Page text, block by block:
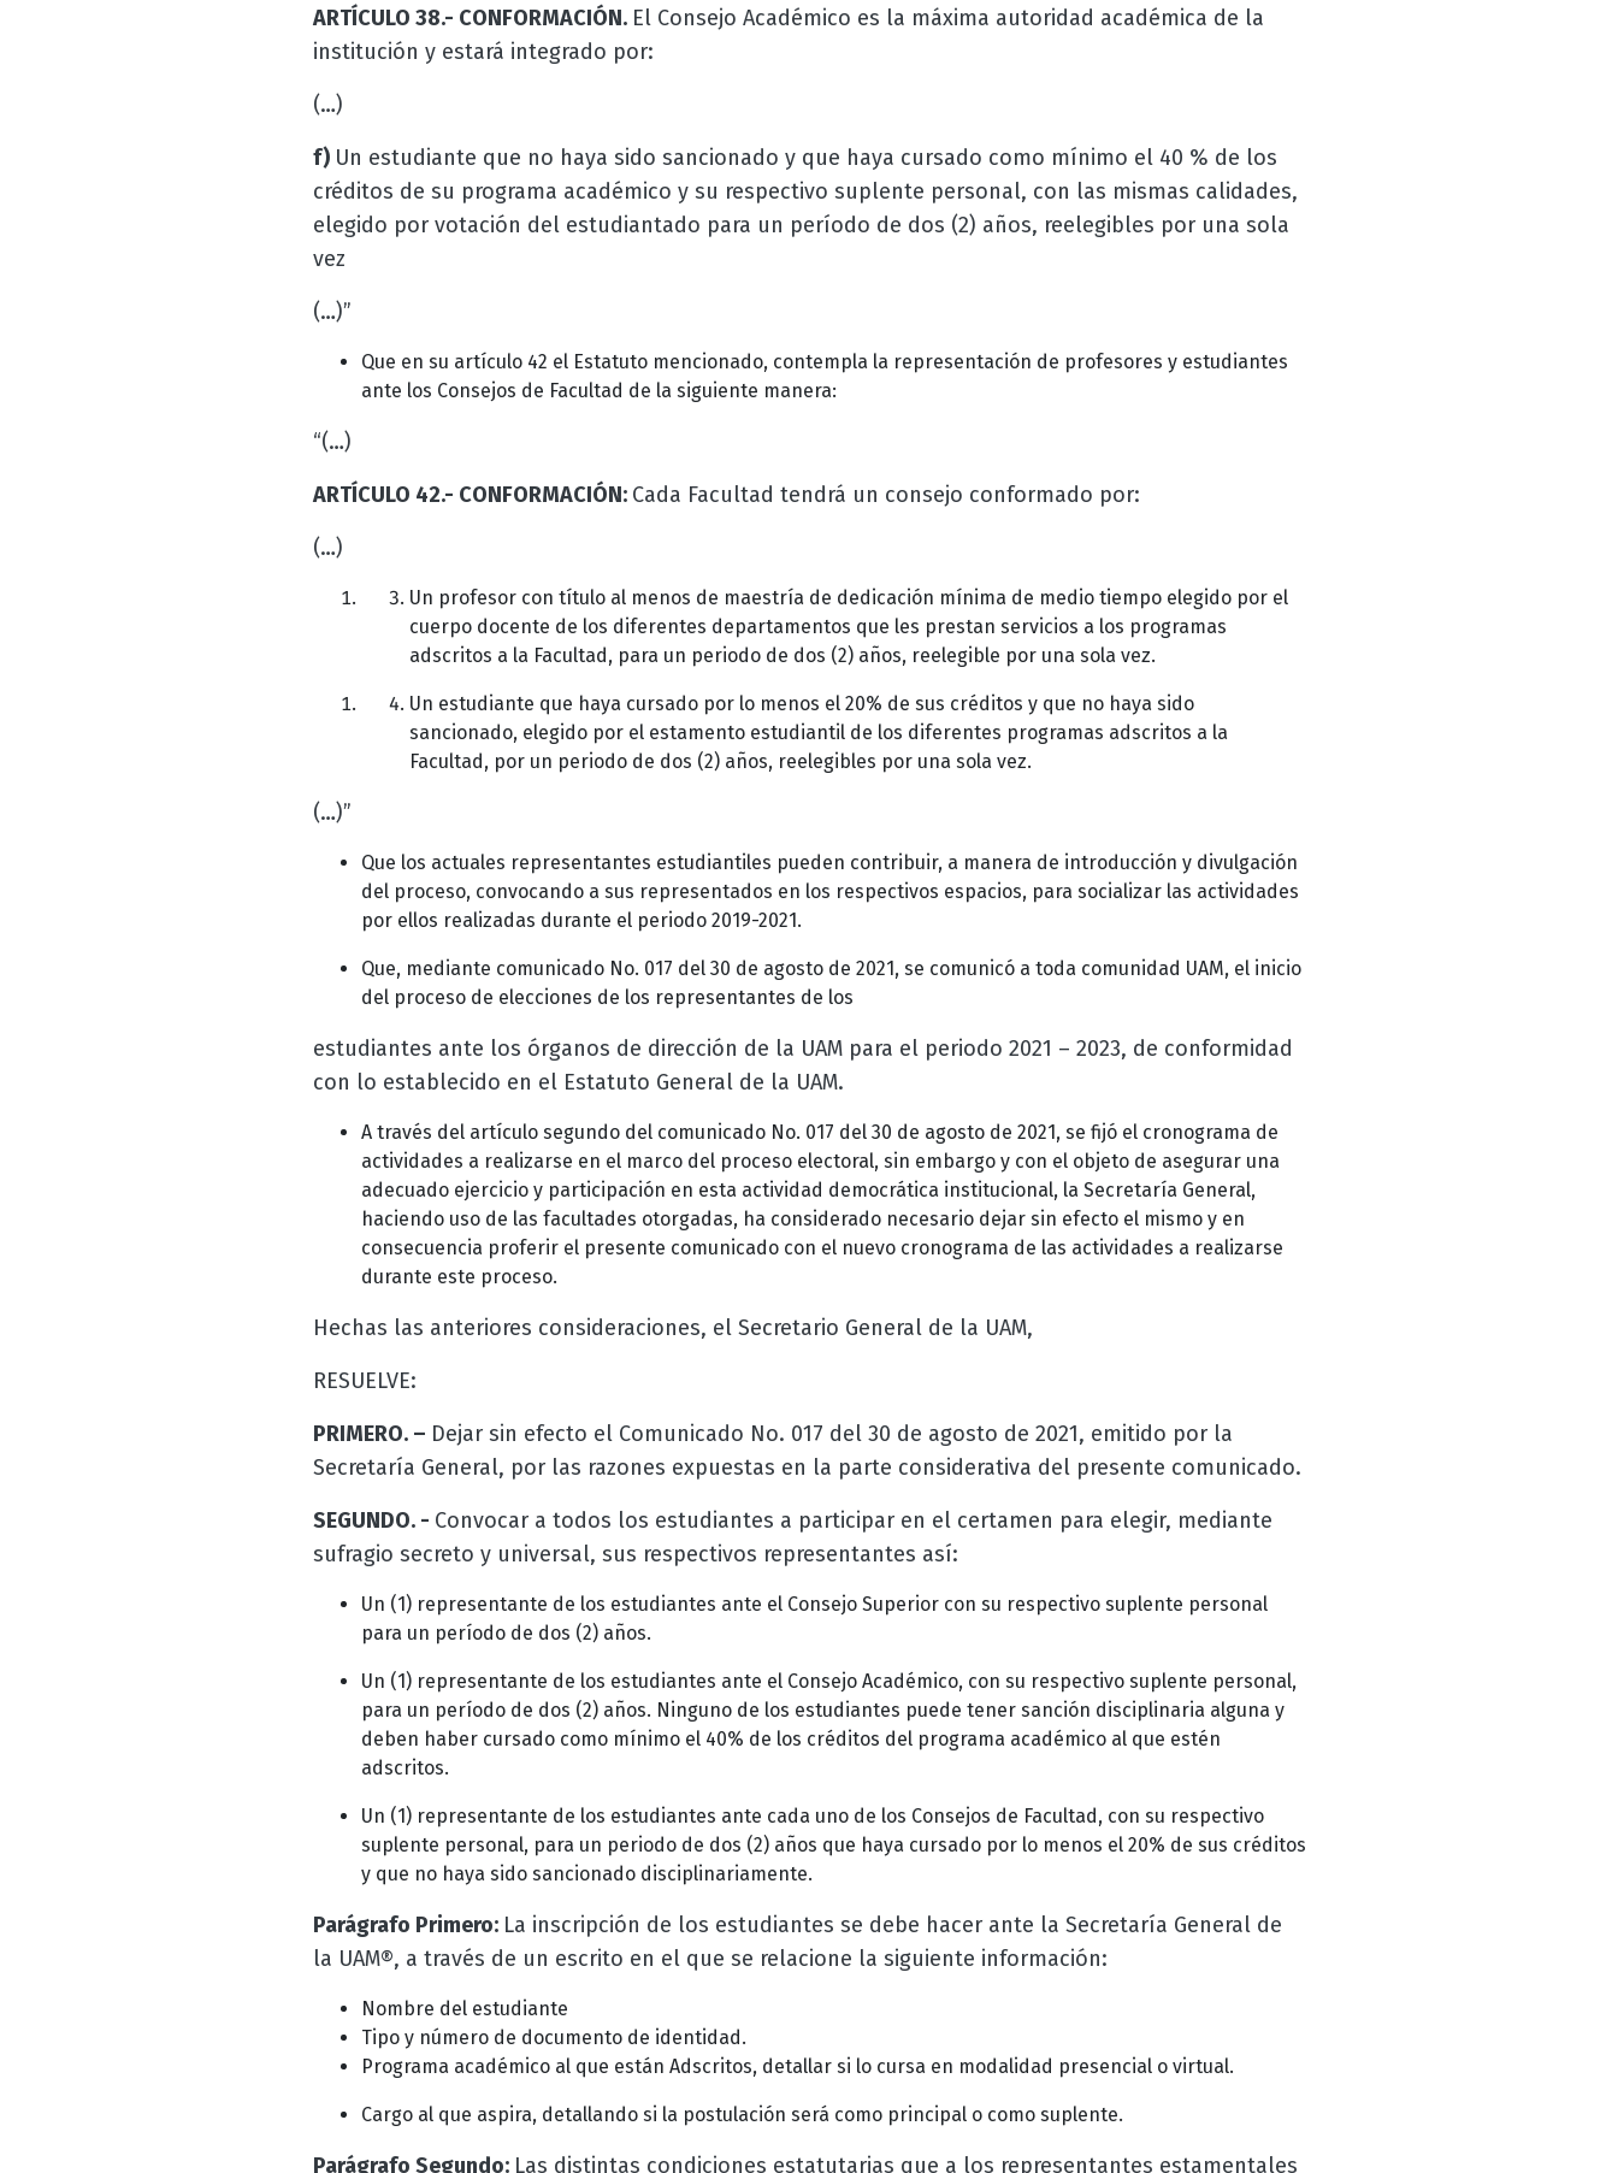
ARTÍCULO 38.- CONFORMACIÓN. El Consejo Académico es la máxima autoridad académica de la
institución y estará integrado por:
(…)
f) Un estudiante que no haya sido sancionado y que haya cursado como mínimo el 40 % de los
créditos de su programa académico y su respectivo suplente personal, con las mismas calidades,
elegido por votación del estudiantado para un período de dos (2) años, reelegibles por una sola
vez
(…)”
Que en su artículo 42 el Estatuto mencionado, contempla la representación de profesores y estudiantes
ante los Consejos de Facultad de la siguiente manera:
“(…)
ARTÍCULO 42.- CONFORMACIÓN: Cada Facultad tendrá un consejo conformado por:
(…)
Un profesor con título al menos de maestría de dedicación mínima de medio tiempo elegido por el
cuerpo docente de los diferentes departamentos que les prestan servicios a los programas
adscritos a la Facultad, para un periodo de dos (2) años, reelegible por una sola vez.
Un estudiante que haya cursado por lo menos el 20% de sus créditos y que no haya sido
sancionado, elegido por el estamento estudiantil de los diferentes programas adscritos a la
Facultad, por un periodo de dos (2) años, reelegibles por una sola vez.
(…)”
Que los actuales representantes estudiantiles pueden contribuir, a manera de introducción y divulgación
del proceso, convocando a sus representados en los respectivos espacios, para socializar las actividades
por ellos realizadas durante el periodo 2019-2021.
Que, mediante comunicado No. 017 del 30 de agosto de 2021, se comunicó a toda comunidad UAM, el inicio
del proceso de elecciones de los representantes de los
estudiantes ante los órganos de dirección de la UAM para el periodo 2021 – 2023, de conformidad
con lo establecido en el Estatuto General de la UAM.
A través del artículo segundo del comunicado No. 017 del 30 de agosto de 2021, se fijó el cronograma de
actividades a realizarse en el marco del proceso electoral, sin embargo y con el objeto de asegurar una
adecuado ejercicio y participación en esta actividad democrática institucional, la Secretaría General,
haciendo uso de las facultades otorgadas, ha considerado necesario dejar sin efecto el mismo y en
consecuencia proferir el presente comunicado con el nuevo cronograma de las actividades a realizarse
durante este proceso.
Hechas las anteriores consideraciones, el Secretario General de la UAM,
RESUELVE:
PRIMERO. – Dejar sin efecto el Comunicado No. 017 del 30 de agosto de 2021, emitido por la
Secretaría General, por las razones expuestas en la parte considerativa del presente comunicado.
SEGUNDO. - Convocar a todos los estudiantes a participar en el certamen para elegir, mediante
sufragio secreto y universal, sus respectivos representantes así:
Un (1) representante de los estudiantes ante el Consejo Superior con su respectivo suplente personal
para un período de dos (2) años.
Un (1) representante de los estudiantes ante el Consejo Académico, con su respectivo suplente personal,
para un período de dos (2) años. Ninguno de los estudiantes puede tener sanción disciplinaria alguna y
deben haber cursado como mínimo el 40% de los créditos del programa académico al que estén
adscritos.
Un (1) representante de los estudiantes ante cada uno de los Consejos de Facultad, con su respectivo
suplente personal, para un periodo de dos (2) años que haya cursado por lo menos el 20% de sus créditos
y que no haya sido sancionado disciplinariamente.
Parágrafo Primero: La inscripción de los estudiantes se debe hacer ante la Secretaría General de
la UAM®, a través de un escrito en el que se relacione la siguiente información:
Nombre del estudiante
Tipo y número de documento de identidad.
Programa académico al que están Adscritos, detallar si lo cursa en modalidad presencial o virtual.
Cargo al que aspira, detallando si la postulación será como principal o como suplente.
Parágrafo Segundo: Las distintas condiciones estatutarias que a los representantes estamentales